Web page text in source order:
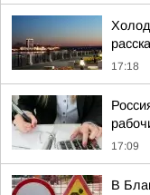
17:18
17:09
В